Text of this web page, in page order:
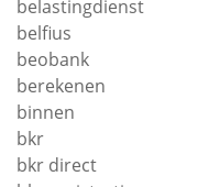
belastingdienst
belfius
beobank
berekenen
binnen
bkr
bkr direct